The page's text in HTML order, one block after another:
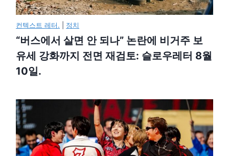
컨텍스트 레터. 정치
“버스에서 살면 안 되나” 논란에 비거주 보
유세 강화까지 전면 재검토: 슬로우레터 8월
10일.